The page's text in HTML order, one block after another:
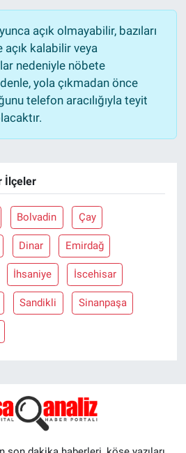
açık olmayabilir, bazıları
kalabilir veya
nedeniyle nöbete
yola çıkmadan önce
telefon aracılığıyla teyit
İlçeler
Bolvadin Çay
Dinar Emirdağ
İhsaniye İscehisar
Sandikli Sinanpaşa